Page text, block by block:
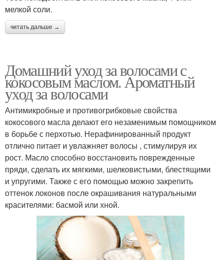
мелкой соли.
читать дальше →
Домашний уход за волосами с
кокосовым маслом. Ароматный
уход за волосами
Антимикробные и противогрибковые свойства
кокосового масла делают его незаменимым помощником
в борьбе с перхотью. Нерафинированный продукт
отлично питает и увлажняет волосы , стимулируя их
рост. Масло способно восстановить поврежденные
пряди, сделать их мягкими, шелковистыми, блестящими
и упругими. Также с его помощью можно закрепить
оттенок локонов после окрашивания натуральными
красителями: басмой или хной.